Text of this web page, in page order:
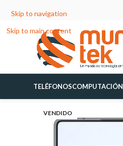
Skip to navigation
Skip to main content
TELÉFONOSCOMPUTACIÓN
VENDIDO